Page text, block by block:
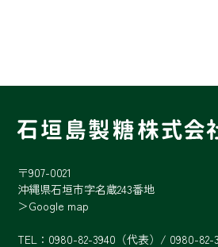
〒907-0021
沖縄県石垣市字名蔵243番地
＞Google map
TEL：0980-82-3940（代表）/ 0980-